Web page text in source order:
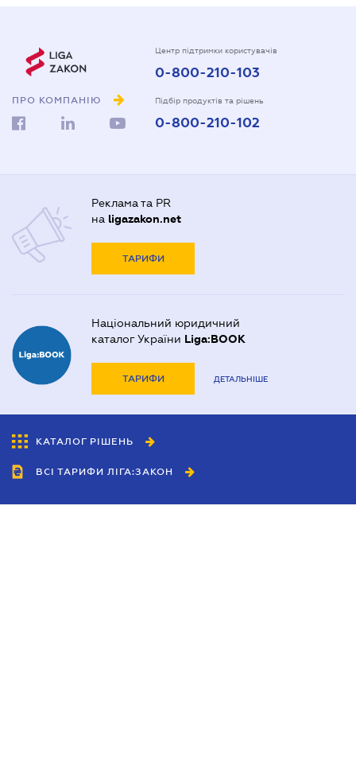
ПРО КОМПАНІЮ
Центр підтримки користувачів
0-800-210-103
Підбір продуктів та рішень
0-800-210-102
Реклама та PR
на ligazakon.net
ТАРИФИ
Національний юридичний
каталог України Liga:BOOK
ТАРИФИ ДЕТАЛЬНІШЕ
КАТАЛОГ РІШЕНЬ
ВСІ ТАРИФИ ЛІГА:ЗАКОН